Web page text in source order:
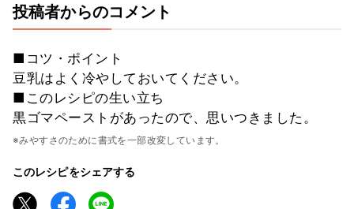
投稿者からのコメント
■コツ・ポイント
豆乳はよく冷やしておいてください。
■このレシピの生い立ち
黒ゴマペーストがあったので、思いつきました。
※みやすさのために書式を一部改変しています。
このレシピをシェアする